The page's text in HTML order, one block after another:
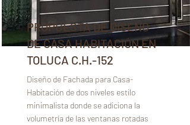
PROPUESTA DE DISEÑO
DE CASA HABITACIÓN EN
TOLUCA C.H.-152
Diseño de Fachada para Casa-
Habitación de dos niveles estilo
minimalista donde se adiciona la
volumetría de las ventanas rotadas